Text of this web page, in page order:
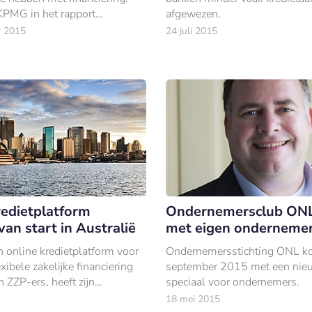
in het rapport
Business Barometer’.
2015
afgewezen.
24 juli 2015
start in Australië
online kredietplatform voor
zakelijke financiering
ZZP-ers, heeft zijn
naar Australië.
Ondernemersclub
met eigen
Ondernemersstichting ONL
september 2015 met een
speciaal voor ondernemers.
18 mei 2015